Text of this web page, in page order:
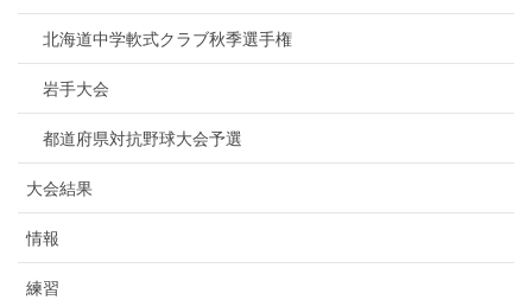
北海道中学軟式クラブ秋季選手権
岩手大会
都道府県対抗野球大会予選
大会結果
情報
練習